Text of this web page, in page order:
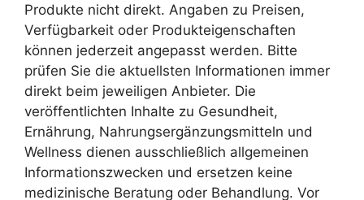
Produkte nicht direkt. Angaben zu Preisen,
Verfügbarkeit oder Produkteigenschaften
können jederzeit angepasst werden. Bitte
prüfen Sie die aktuellsten Informationen immer
direkt beim jeweiligen Anbieter. Die
veröffentlichten Inhalte zu Gesundheit,
Ernährung, Nahrungsergänzungsmitteln und
Wellness dienen ausschließlich allgemeinen
Informationszwecken und ersetzen keine
medizinische Beratung oder Behandlung. Vor